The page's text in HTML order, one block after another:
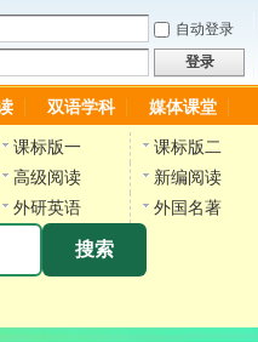
自动登录
登录
双语学科 媒体课堂
课标版一
课标版二
高级阅读
新编阅读
外研英语
外国名著
搜索